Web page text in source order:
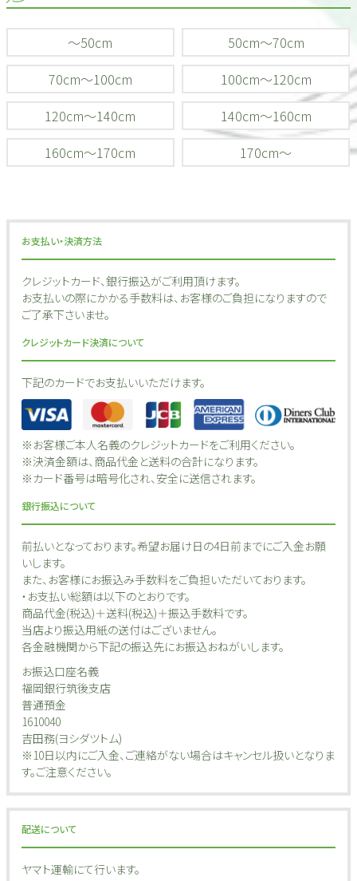
～50cm
50cm～70cm
70cm～100cm
100cm～120cm
120cm～140cm
140cm～160cm
160cm～170cm
170cm～
お支払い・決済方法
クレジットカード、銀行振込がご利用頂けます。
お支払いの際にかかる手数料は、お客様のご負担になりますので
ご了承下さいませ。
クレジットカード決済について
下記のカードでお支払いいただけます。
※お客様ご本人名義のクレジットカードをご利用ください｡
※決済金額は、商品代金と送料の合計になります。
※カード番号は暗号化され、安全に送信されます。
銀行振込について
前払いとなっております。希望お届け日の4日前までにご入金お願
いします。
また、お客様にお振込み手数料をご負担いただいております。
・お支払い総額は以下のとおりです。
商品代金(税込)＋送料(税込)＋振込手数料です。
当店より振込用紙の送付はございません。
各金融機関から下記の振込先にお振込おねがいします。
お振込口座名義
福岡銀行筑後支店
普通預金
1610040
吉田務(ヨシダツトム)
※10日以内にご入金、ご連絡がない場合はキャンセル扱いとなりま
す。ご注意ください。
配送について
ヤマト運輸にて行います。